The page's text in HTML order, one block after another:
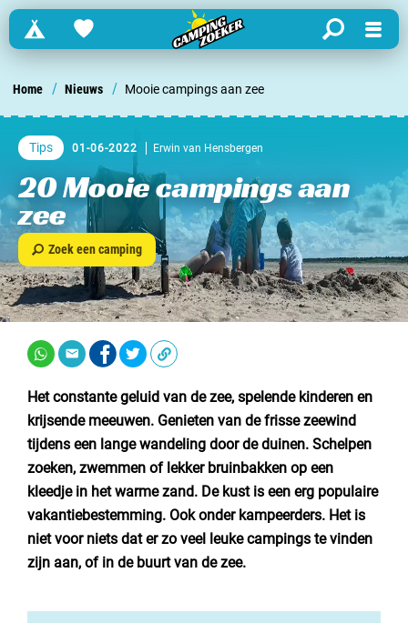
Campings Favorites search Menu
Zoek een camping in ...
Luxemburg
Frankrijk
Zwitserland
informatie over …
Nederland
België
Luxemburg
Frankrijk
Home / Nieuws / Mooie campings aan zee
Tips 01-06-2022 Erwin van Hensbergen
20 Mooie campings aan
zee
Zoek een camping
Het constante geluid van de zee, spelende kinderen en
krijsende meeuwen. Genieten van de frisse zeewind
tijdens een lange wandeling door de duinen. Schelpen
zoeken, zwemmen of lekker bruinbakken op een
kleedje in het warme zand. De kust is een erg populaire
vakantiebestemming. Ook onder kampeerders. Het is
niet voor niets dat er zo veel leuke campings te vinden
zijn aan, of in de buurt van de zee.